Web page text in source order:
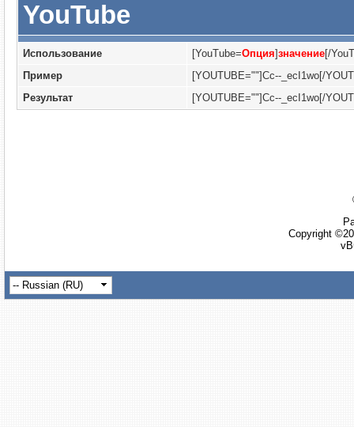
YouTube
Использование [YouTube=Опция]значение[/
Пример
[YOUTUBE=""]Cc--_ecI1wo[/
Результат
[YOUTUBE=""]Cc--_ecI1wo[/
Copyright